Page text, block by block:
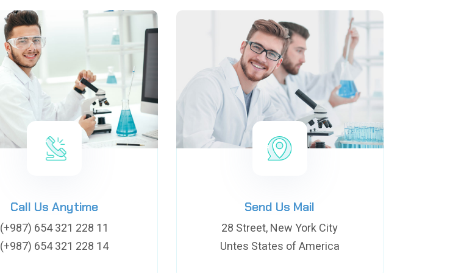
Call Us Anytime
(+987) 654 321 228 11
(+987) 654 321 228 14
Send Us Mail
28 Street, New York City
Untes States of America